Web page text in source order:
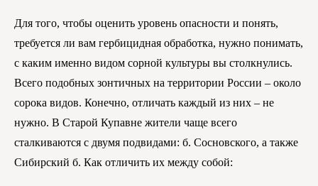
Для того, чтобы оценить уровень опасности и понять,
требуется ли вам гербицидная обработка, нужно понимать,
с каким именно видом сорной культуры вы столкнулись.
Всего подобных зонтичных на территории России – около
сорока видов. Конечно, отличать каждый из них – не
нужно. В Старой Купавне жители чаще всего
сталкиваются с двумя подвидами: б. Сосновского, а также
Сибирский б. Как отличить их между собой: